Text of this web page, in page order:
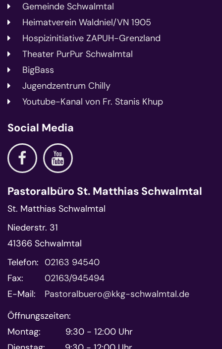
Gemeinde Schwalmtal
Heimatverein Waldniel/VN 1905
Hospizinitiative ZAPUH-Grenzland
Theater PurPur Schwalmtal
BigBass
Jugendzentrum Chilly
Youtube-Kanal von Fr. Stanis Khup
Social Media
Pastoralbüro St. Matthias Schwalmtal
St. Matthias Schwalmtal
Niederstr. 31
41366 Schwalmtal
Telefon: 02163 94540
Fax:
02163/945494
E-Mail:
Pastoralbuero@kkg-schwalmtal.de
Öffnungszeiten:
Montag: 9:30 - 12:00 Uhr